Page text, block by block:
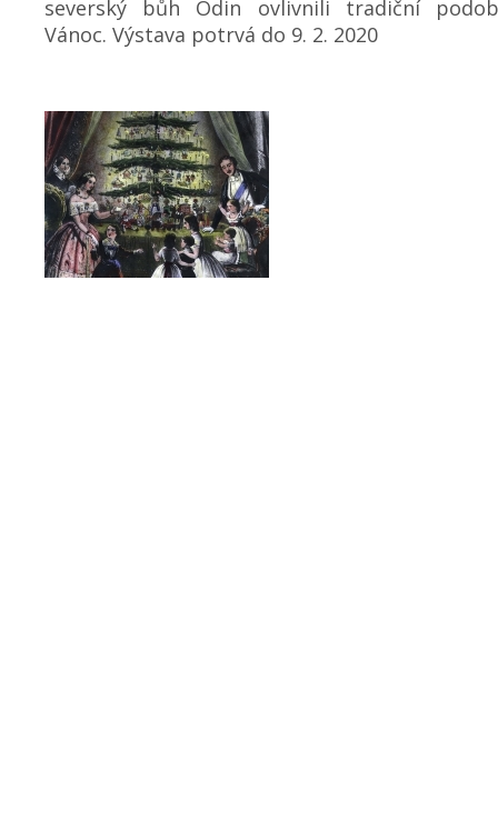
severský bůh Ódin ovlivnili tradiční
Vánoc. Výstava potrvá do 9. 2. 2020